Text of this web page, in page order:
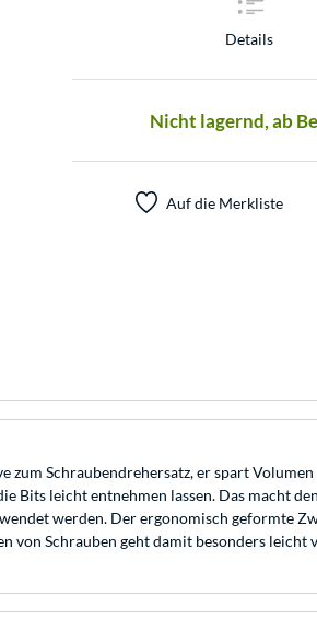
Details
Nicht lagernd, ab
Auf die Merkliste
Schraubendrehersatz, er spart
Bits leicht entnehmen lassen. Das macht
werden. Der ergonomisch geformte
Schrauben geht damit besonders leicht